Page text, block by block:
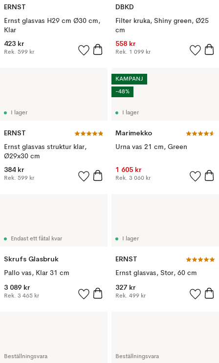
ERNST
Ernst glasvas H29 cm Ø30 cm,
Klar
423 kr
Rek. 599 kr
DBKD
Filter kruka, Shiny green, Ø25
cm
558 kr
Rek. 1 099 kr
I lager
ERNST
Ernst glasvas struktur klar,
Ø29x30 cm
384 kr
Rek. 599 kr
I lager
Marimekko
Urna vas 21 cm, Green
1 605 kr
Rek. 3 060 kr
KAMPANJ
-48%
Endast ett fåtal kvar
Skrufs Glasbruk
Pallo vas, Klar 31 cm
3 089 kr
Rek. 3 465 kr
I lager
ERNST
Ernst glasvas, Stor, 60 cm
327 kr
Rek. 499 kr
Beställningsvara Beställningsvara